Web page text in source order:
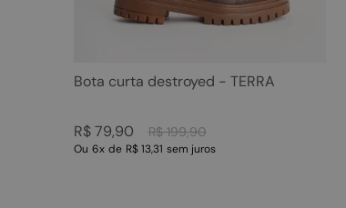
Bota curta destroyed - TERRA
R$ 199,90
R$ 79,90
Ou 6x de R$ 13,31 sem juros